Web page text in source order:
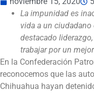
La impunidad es
vida a un ciudadano
destacado
trabajar por un
En la Confederación
reconocemos que las
Chihuahua hayan